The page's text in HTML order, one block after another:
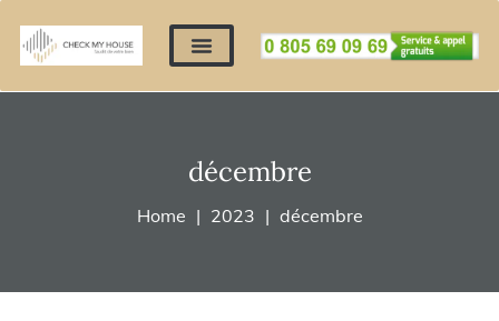
décembre
Home 2023 décembre